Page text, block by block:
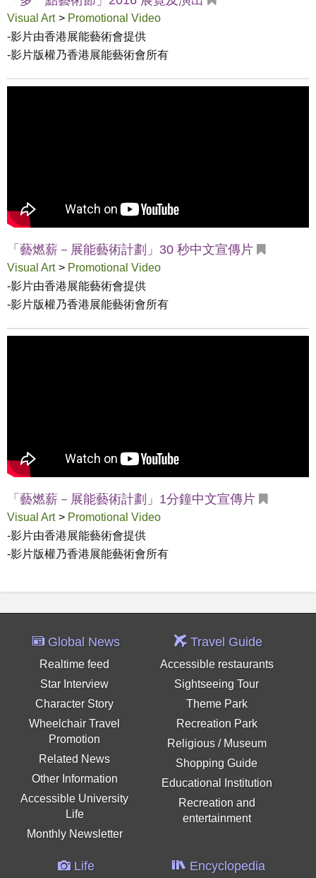
Visual Art > Promotional Video
-影片由香港展能藝術會提供
-影片版權乃香港展能藝術會所有
「藝燃薪－展能藝術計劃」30 秒中文宣傳片
Visual Art > Promotional Video
-影片由香港展能藝術會提供
-影片版權乃香港展能藝術會所有
「藝燃薪－展能藝術計劃」1分鐘中文宣傳片
Visual Art > Promotional Video
-影片由香港展能藝術會提供
-影片版權乃香港展能藝術會所有
Global News
Realtime feed
Star Interview
Character Story
Wheelchair Travel
Promotion
Related News
Other Information
Accessible University
Life
Monthly Newsletter
Travel Guide
Accessible restaurants
Sightseeing Tour
Theme Park
Recreation Park
Religious / Museum
Shopping Guide
Educational Institution
Recreation and
entertainment
Life Encyclopedia